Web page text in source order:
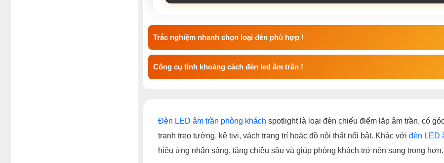
Trắc nghiệm nhanh chọn loại đèn phù hợp !
Công cụ tính khoảng cách đèn led âm trần !
Đèn LED âm trần phòng khách spotlight là loại đèn chiếu điểm lắp âm trần, có
tranh treo tường, kệ tivi, vách trang trí hoặc đồ nội thất nổi bật. Khác với đèn LED
hiệu ứng nhấn sáng, tăng chiều sâu và giúp phòng khách trở nên sang trọng hơn.